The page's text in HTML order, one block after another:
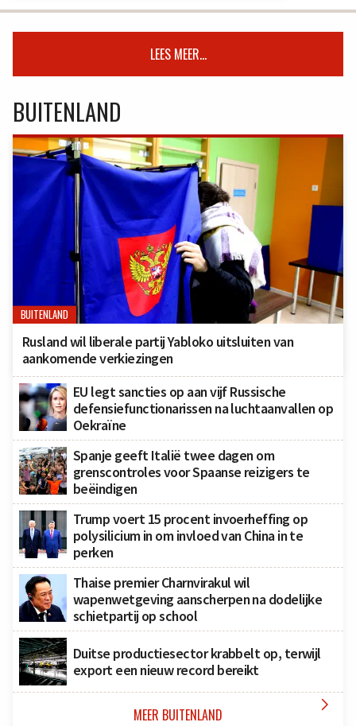
LEES MEER...
BUITENLAND
BUITENLAND
Rusland wil liberale partij Yabloko uitsluiten van
aankomende verkiezingen
EU legt sancties op aan vijf Russische
defensiefunctionarissen na luchtaanvallen op
Oekraïne
Spanje geeft Italië twee dagen om
grenscontroles voor Spaanse reizigers te
beëindigen
Trump voert 15 procent invoerheffing op
polysilicium in om invloed van China in te
perken
Thaise premier Charnvirakul wil
wapenwetgeving aanscherpen na dodelijke
schietpartij op school
Duitse productiesector krabbelt op, terwijl
export een nieuw record bereikt
MEER BUITENLAND 